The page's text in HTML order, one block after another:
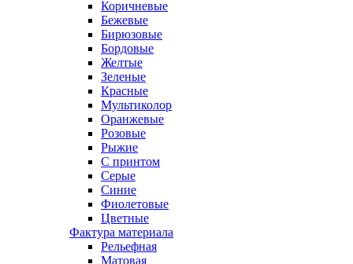
Коричневые
Бежевые
Бирюзовые
Бордовые
Желтые
Зеленые
Красные
Мультиколор
Оранжевые
Розовые
Рыжие
С принтом
Серые
Синие
Фиолетовые
Цветные
Фактура материала
Рельефная
Матовая